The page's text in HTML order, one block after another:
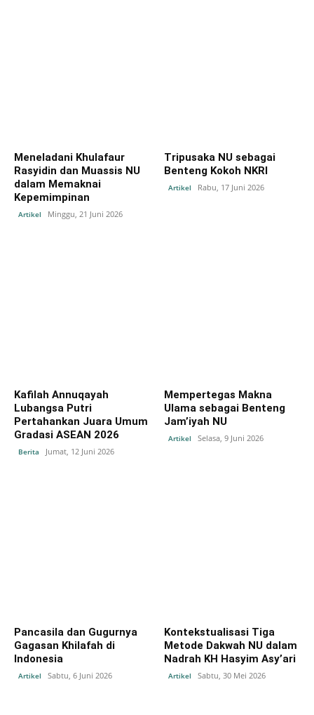
Meneladani Khulafaur
Rasyidin dan Muassis NU
dalam Memaknai
Kepemimpinan
Artikel Minggu, 21 Juni 2026
Tripusaka NU sebagai
Benteng Kokoh NKRI
Artikel Rabu, 17 Juni 2026
Kafilah Annuqayah
Lubangsa Putri
Pertahankan Juara Umum
Gradasi ASEAN 2026
Berita Jumat, 12 Juni 2026
Mempertegas Makna
Ulama sebagai Benteng
Jam’iyah NU
Artikel Selasa, 9 Juni 2026
Pancasila dan Gugurnya
Gagasan Khilafah di
Indonesia
Artikel Sabtu, 6 Juni 2026
Kontekstualisasi Tiga
Metode Dakwah NU dalam
Nadrah KH Hasyim Asy’ari
Artikel Sabtu, 30 Mei 2026